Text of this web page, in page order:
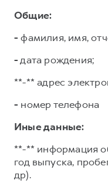
Общие:
- фамилия, имя,
-дата рождения;
**-** адрес
- номер телефона
Иные данные:
**-** информация
год выпуска,
др).